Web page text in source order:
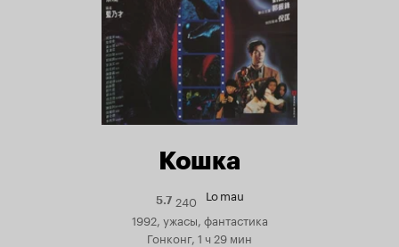
Кошка
5.7Рейтинг
Кинопоиска
5.7
240 Lo mau
1992, ужасы, фантастика
Гонконг, 1 ч 29 мин